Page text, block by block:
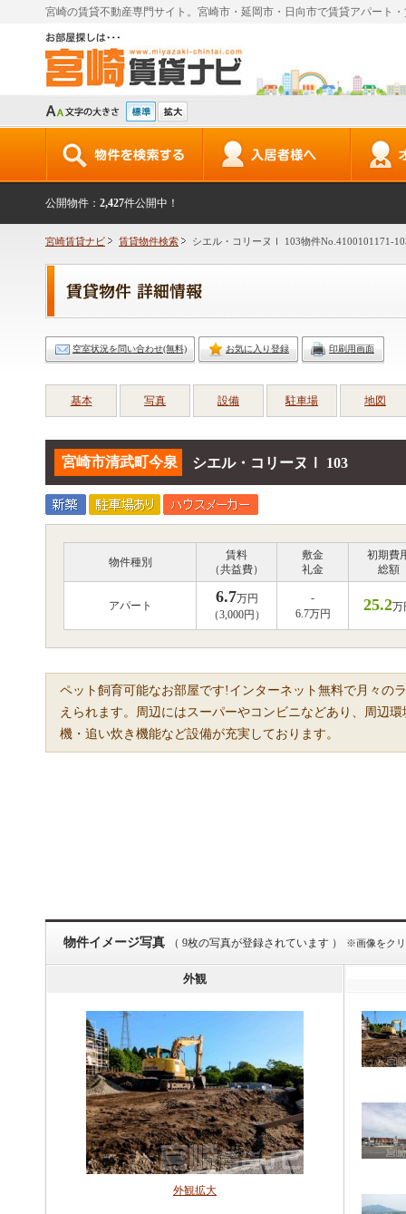
宮崎の賃貸不動産専門サイト。宮崎市・延岡市・日向市で賃貸アパート
公開物件： 2,427件公開中！
宮崎賃貸ナビ 賃貸物件検索 シエル・コリーヌⅠ 103物件No.4100101171-
空室状況を問い合わせ(無料) お気に入り登録 印刷用画面
基本 写真 設備 駐車場 地図
宮崎市清武町今泉 シエル・コリーヌⅠ 103
物件種別
賃料
（共益費）
敷金
礼金
初期費
総額
アパート 6.7万円
（3,000円）
-
6.7万円
25.2万
ペット飼育可能なお部屋です!インターネット無料で月々の
えられます。周辺にはスーパーやコンビニなどあり、周辺
機・追い炊き機能など設備が充実しております。
物件イメージ写真 （ 9枚の写真が登録されています ） ※画像をク
外観
外観拡大